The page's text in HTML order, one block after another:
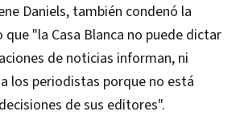
Daniels, también condenó la
"la Casa Blanca no puede dictar
de noticias informan, ni
los periodistas porque no está
de sus editores".